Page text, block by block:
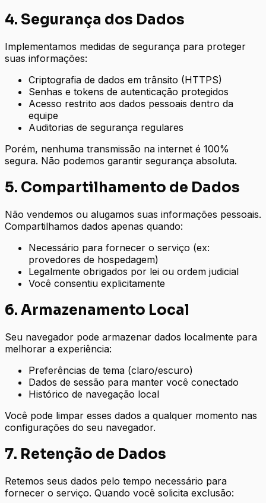
4. Segurança dos Dados
Implementamos medidas de segurança para proteger
suas informações:
Criptografia de dados em trânsito (HTTPS)
Senhas e tokens de autenticação protegidos
Acesso restrito aos dados pessoais dentro da
equipe
Auditorias de segurança regulares
Porém, nenhuma transmissão na internet é 100%
segura. Não podemos garantir segurança absoluta.
5. Compartilhamento de Dados
Não vendemos ou alugamos suas informações pessoais.
Compartilhamos dados apenas quando:
Necessário para fornecer o serviço (ex:
provedores de hospedagem)
Legalmente obrigados por lei ou ordem judicial
Você consentiu explicitamente
6. Armazenamento Local
Seu navegador pode armazenar dados localmente para
melhorar a experiência:
Preferências de tema (claro/escuro)
Dados de sessão para manter você conectado
Histórico de navegação local
Você pode limpar esses dados a qualquer momento nas
configurações do seu navegador.
7. Retenção de Dados
Retemos seus dados pelo tempo necessário para
fornecer o serviço. Quando você solicita exclusão: